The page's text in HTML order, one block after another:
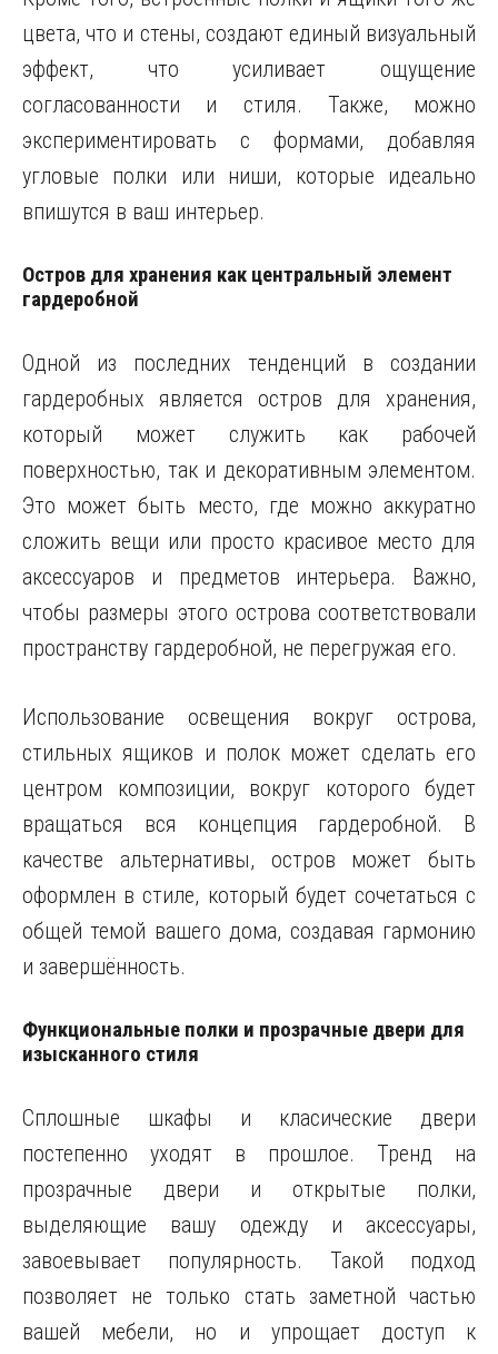
цвета, что и стены, создают единый визуальный
эффект, что усиливает ощущение
согласованности и стиля. Также, можно
экспериментировать с формами, добавляя
угловые полки или ниши, которые идеально
впишутся в ваш интерьер.
Остров для хранения как центральный элемент
гардеробной
Одной из последних тенденций в создании
гардеробных является остров для хранения,
который может служить как рабочей
поверхностью, так и декоративным элементом.
Это может быть место, где можно аккуратно
сложить вещи или просто красивое место для
аксессуаров и предметов интерьера. Важно,
чтобы размеры этого острова соответствовали
пространству гардеробной, не перегружая его.
Использование освещения вокруг острова,
стильных ящиков и полок может сделать его
центром композиции, вокруг которого будет
вращаться вся концепция гардеробной. В
качестве альтернативы, остров может быть
оформлен в стиле, который будет сочетаться с
общей темой вашего дома, создавая гармонию
и завершённость.
Функциональные полки и прозрачные двери для
изысканного стиля
Сплошные шкафы и класические двери
постепенно уходят в прошлое. Тренд на
прозрачные двери и открытые полки,
выделяющие вашу одежду и аксессуары,
завоевывает популярность. Такой подход
позволяет не только стать заметной частью
вашей мебели, но и упрощает доступ к